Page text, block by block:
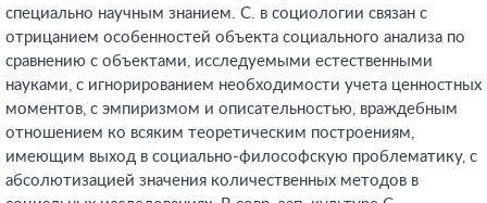
специально научным знанием. С. в социологии связан с
отрицанием особенностей объекта социального анализа по
сравнению с объектами, исследуемыми естественными
науками, с игнорированием необходимости учета ценностных
моментов, с эмпиризмом и описательностью, враждебным
отношением ко всяким теоретическим построениям,
имеющим выход в социально-философскую проблематику, с
абсолютизацией значения количественных методов в